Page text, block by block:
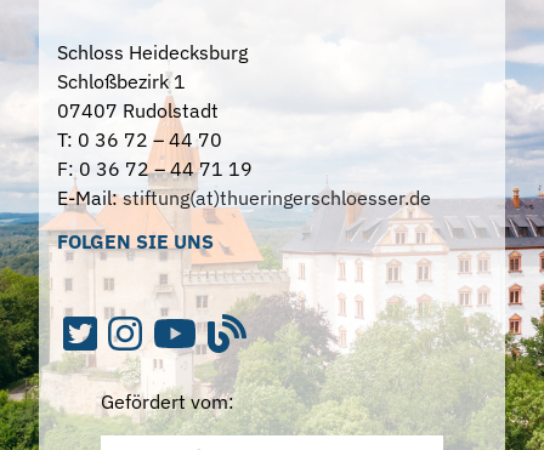
Schloss Heidecksburg
Schloßbezirk 1
07407 Rudolstadt
T: 0 36 72 – 44 70
F: 0 36 72 – 44 71 19
E-Mail:stiftung(at)thueringerschloesser.de
FOLGEN SIE UNS
Gefördert vom: